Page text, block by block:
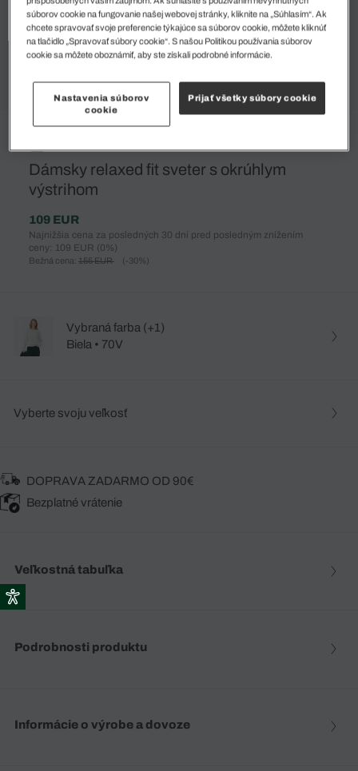
Dámsky relaxed fit sveter s okrúhlym
výstrihom
109 EUR
Najnižšia cena za posledných 30 dní pred posledným znížením
ceny: 109 EUR (0%)
Bežná cena: 155 EUR (-30%)
Vybraná farba (+1)
Biela • 70V
Vyberte svoju veľkosť
DOPRAVA ZADARMO OD 90€
Bezplatné vrátenie
Veľkostná tabuľka
Podrobnosti produktu
Informácie o výrobe a dovoze
súborov cookie na fungovanie našej webovej stránky, kliknite na „Súhlasím“. Ak
chcete spravovať svoje preferencie týkajúce sa súborov cookie, môžete kliknúť
na tlačidlo „Spravovať súbory cookie“. S našou Politikou používania súborov
cookie sa môžete oboznámiť, aby ste získali podrobné informácie.
Nastavenia súborov
cookie
Prijať všetky súbory cookie